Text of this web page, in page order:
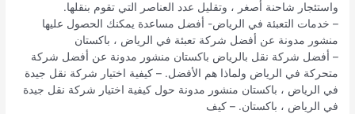
واستئجار شاحنة أصغر ، وتقليل عدد العناصر التي تقوم بنقلها.
– خدمات التعبئة في الرياض- أفضل مساعدة يمكنك الحصول عليها
منشور مدونة عن أفضل شركة تعبئة في الرياض ، باكستان
– أفضل شركة نقل بالرياض باكستان منشور مدونة عن أفضل شركة
متحركة في الرياض ولماذا هم الأفضل. – كيفية اختيار شركة نقل جيدة
في الرياض ، باكستان منشور مدونة حول كيفية اختيار شركة نقل جيدة
في الرياض ، باكستان. – كيف